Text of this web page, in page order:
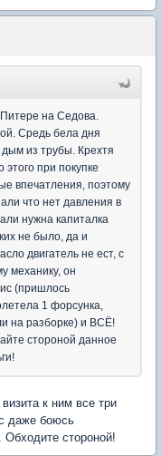
на Седова.
Средь бела дня
из трубы. Крехтя
при покупке
впечатления, поэтому
что нет давления в
нужна капиталка
не было, да и
двигатель не ест, с
механику, он
(пришлось
1 форсунка,
на разборке) и ВСЁ!
стороной данное
к ним все три
даже боюсь
Обходите стороной!